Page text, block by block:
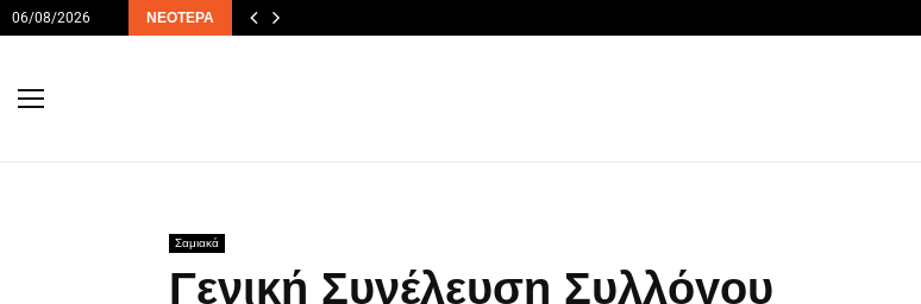
06/08/2026 ΝΕΌΤΕΡΑ
Σαμιακά
Γενική Συνέλευση Συλλόγου